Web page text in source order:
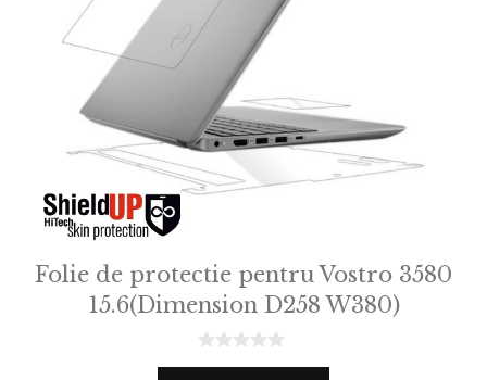
Folie de protectie pentru Vostro 3580
15.6(Dimension D258 W380)
0